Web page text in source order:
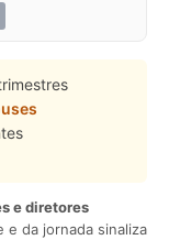
e diretores
e da jornada sinaliza